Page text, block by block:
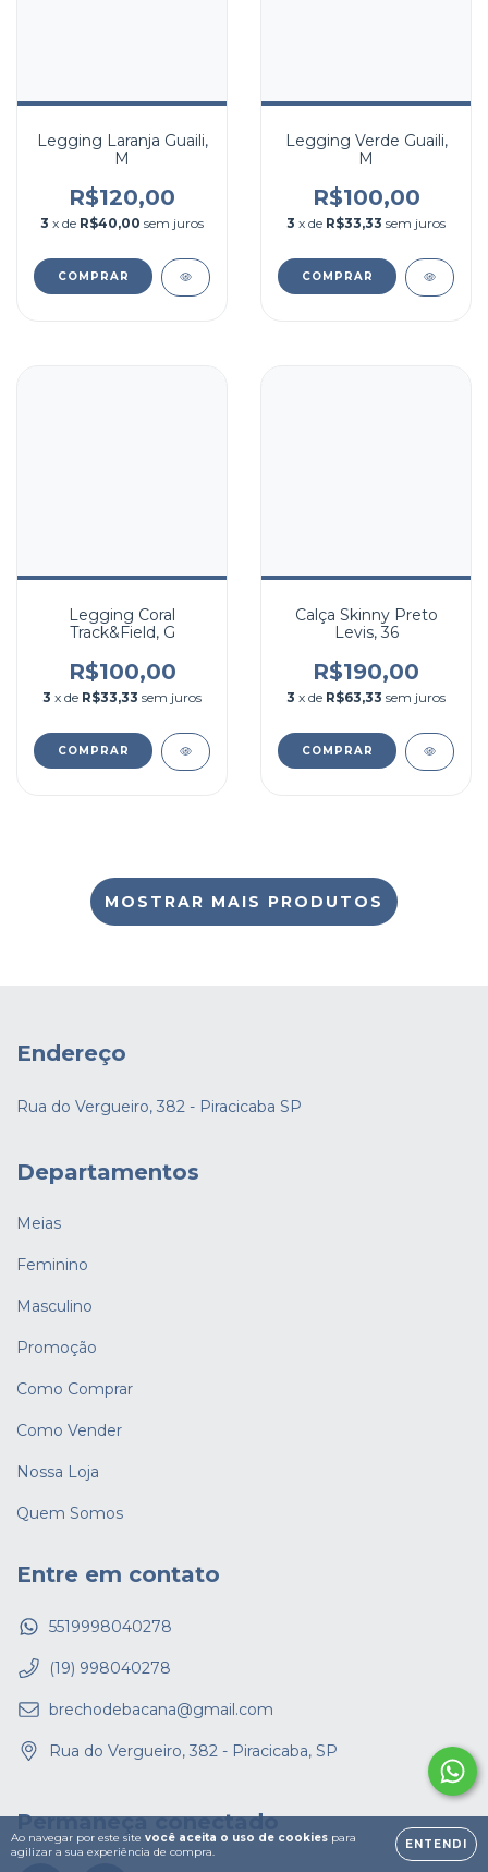
Ao navegar por este site você aceita o uso de cookies para
agilizar a sua experiência de compra.
ENTENDI
Legging Laranja Guaili,
M
R$120,00
3 x de R$40,00 sem juros
COMPRAR
Legging Verde Guaili,
M
R$100,00
3 x de R$33,33 sem juros
COMPRAR
Legging Coral
Track&Field, G
R$100,00
3 x de R$33,33 sem juros
COMPRAR
Calça Skinny Preto
Levis, 36
R$190,00
3 x de R$63,33 sem juros
COMPRAR
MOSTRAR MAIS PRODUTOS
Endereço
Rua do Vergueiro, 382 - Piracicaba SP
Departamentos
Meias
Feminino
Masculino
Promoção
Como Comprar
Como Vender
Nossa Loja
Quem Somos
Entre em contato
5519998040278
(19) 998040278
brechodebacana@gmail.com
Rua do Vergueiro, 382 - Piracicaba, SP
Permaneça conectado